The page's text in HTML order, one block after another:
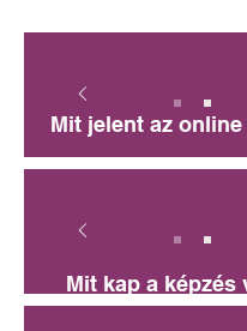
Mit jelent az online
Mit kap a képzés